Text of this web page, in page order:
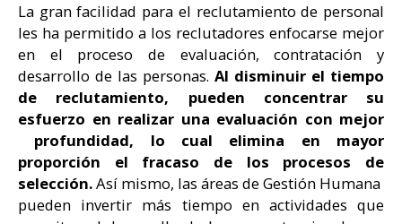
La gran facilidad para el reclutamiento de personal
les ha permitido a los reclutadores enfocarse mejor
en el proceso de evaluación, contratación y
desarrollo de las personas. Al disminuir el tiempo
de reclutamiento, pueden concentrar su
esfuerzo en realizar una evaluación con mejor
profundidad, lo cual elimina en mayor
proporción el fracaso de los procesos de
selección.Así mismo, las áreas de Gestión Humana
pueden invertir más tiempo en actividades que